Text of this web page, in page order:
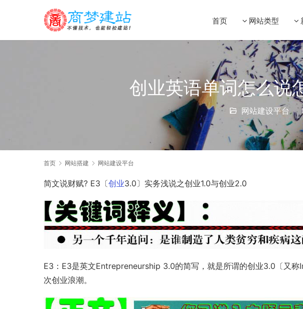
首页 网站类型
创业英语单词怎么说
网站建设平台
首页 网站搭建 网站建设平台
简文说财赋? E3〔创业3.0〕实务浅说之创业1.0与创业2.0
E3：E3是英文Entrepreneurship 3.0的简写，就是所谓的创业3.0〔又
次创业浪潮。